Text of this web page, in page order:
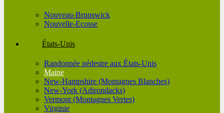
Nouveau-Brunswick
Nouvelle-Ecosse
États-Unis
Randonnée pédestre aux États-Unis
Maine
New-Hampshire (Montagnes Blanches)
New-York (Adirondacks)
Vermont (Montagnes Vertes)
Virginie